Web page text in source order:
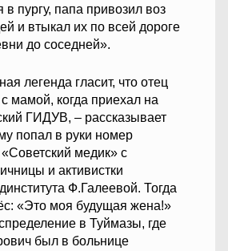
в пургу, папа привозил воз
и втыкал их по всей дороге
до соседней».
легенда гласит, что отец
мамой, когда приехал на
ГИДУВ, – рассказывает
попал в руки номер
медик» с
и активистки
Ф.Галеевой. Тогда
«Это моя будущая жена!»
в Туймазы, где
был в больнице